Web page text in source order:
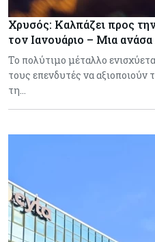
Χρυσός: Καλπάζει προς
τον Ιανουάριο – Μια
Το πολύτιμο μέταλλο
τους επενδυτές να αξιοποιούν
τη…